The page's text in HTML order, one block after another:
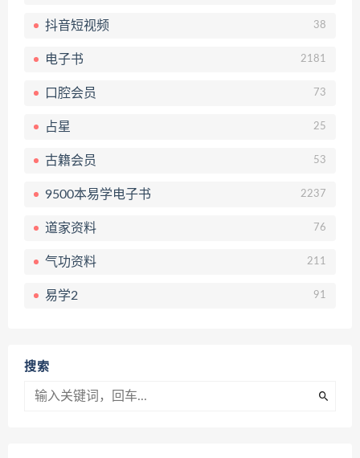
抖音短视频 38
电子书 2181
口腔会员 73
占星 25
古籍会员 53
9500本易学电子书 2237
道家资料 76
气功资料 211
易学2 91
搜索